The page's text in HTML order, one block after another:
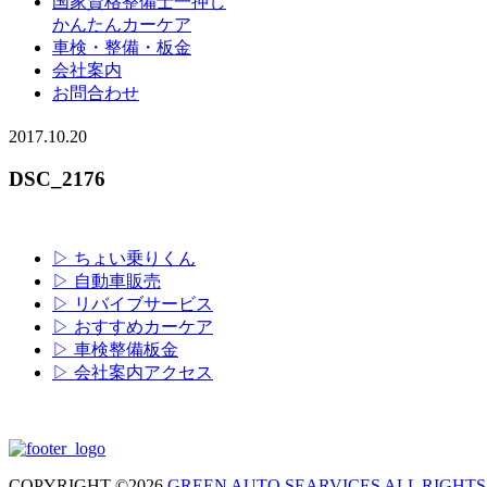
かんたんカーケア
車検・整備・板金
会社案内
お問合わせ
2017.10.20
DSC_2176
▷ ちょい乗りくん
▷ 自動車販売
▷ リバイブサービス
▷ おすすめカーケア
▷ 車検整備板金
▷ 会社案内アクセス